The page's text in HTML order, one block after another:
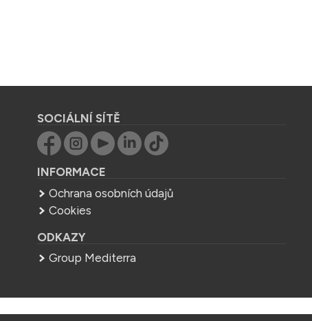
SOCIÁLNÍ SÍTĚ
INFORMACE
Ochrana osobních údajů
Cookies
ODKAZY
Group Mediterra